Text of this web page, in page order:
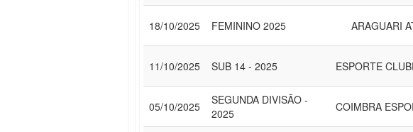
18/10/2025 FEMININO 2025 ARAGUARI
11/10/2025 SUB 14 - 2025 ESPORTE
05/10/2025
SEGUNDA DIVISÃO -
2025
COIMBRA